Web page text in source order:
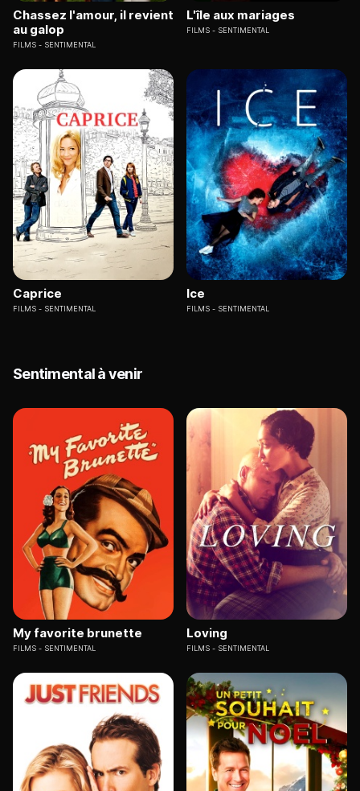
Chassez l'amour, il revient
au galop
FILMS SENTIMENTAL
L'île aux mariages
FILMS SENTIMENTAL
Caprice
FILMS SENTIMENTAL
Ice
FILMS SENTIMENTAL
Sentimental à venir
My favorite brunette
FILMS SENTIMENTAL
Loving
FILMS SENTIMENTAL